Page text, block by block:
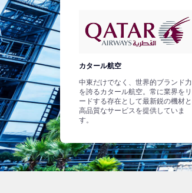
カタール航空
中東だけでなく、世界的ブランド力
を誇るカタール航空。常に業界をリ
ードする存在として最新鋭の機材と
高品質なサービスを提供していま
す。